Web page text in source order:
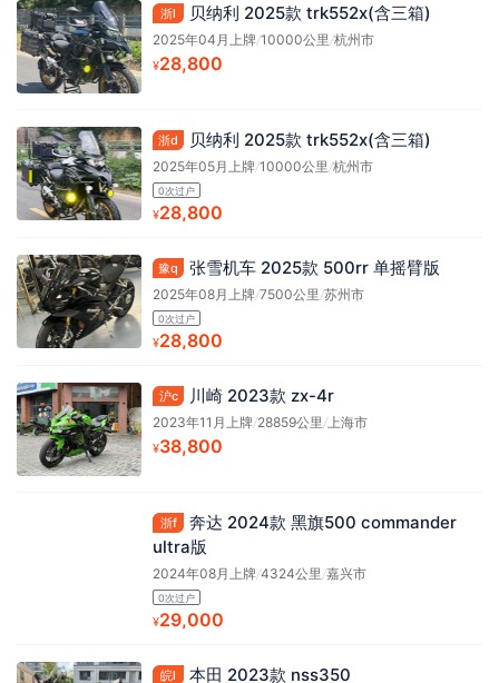
浙l 贝纳利 2025款 trk552x(含三箱)
2025年04月上牌/10000公里 /杭州市
¥28,800
浙d 贝纳利 2025款 trk552x(含三箱)
2025年05月上牌/10000公里 /杭州市
0次过户
¥28,800
豫q 张雪机车 2025款 500rr 单摇臂版
2025年08月上牌/7500公里 /苏州市
0次过户
¥28,800
沪c 川崎 2023款 zx-4r
2023年11月上牌/28859公里 /上海市
¥38,800
浙f
奔达 2024款 黑旗500 commander
ultra版
2024年08月上牌/4324公里 /嘉兴市
0次过户
¥29,000
皖l 本田 2023款 nss350